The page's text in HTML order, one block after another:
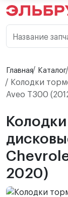
Название
Главная Каталог
Колодки
Aveo T300
2020)